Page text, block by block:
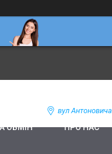
вул Антоновича
ОБМІН ПРО НАС